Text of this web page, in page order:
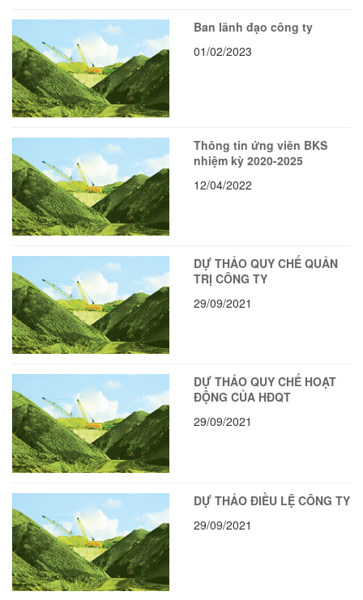
Ban lãnh đạo công ty
01/02/2023
Thông tin ứng viên BKS
nhiệm kỳ 2020-2025
12/04/2022
DỰ THẢO QUY CHẾ QUẢN
TRỊ CÔNG TY
29/09/2021
DỰ THẢO QUY CHẾ HOẠT
ĐỘNG CỦA HĐQT
29/09/2021
DỰ THẢO ĐIỀU LỆ CÔNG TY
29/09/2021